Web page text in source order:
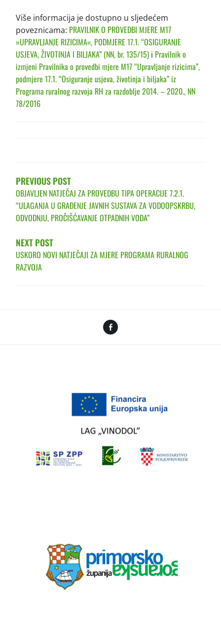
Više informacija je dostupno u sljedećem
poveznicama: PRAVILNIK O PROVEDBI MJERE M17
»UPRAVLJANJE RIZICIMA«, PODMJERE 17.1. “OSIGURANJE
USJEVA, ŽIVOTINJA I BILJAKA” (NN, br. 135/15) i Pravilnik o
izmjeni Pravilnika o provedbi mjere M17 “Upravljanje rizicima”,
podmjere 17.1. “Osiguranje usjeva, životinja i biljaka” iz
Programa ruralnog razvoja RH za razdoblje 2014. – 2020., NN
78/2016
PREVIOUS POST
OBJAVLJEN NATJEČAJ ZA PROVEDBU TIPA OPERACIJE 7.2.1.
“ULAGANJA U GRAĐENJE JAVNIH SUSTAVA ZA VODOOPSKRBU,
ODVODNJU, PROČIŠĆAVANJE OTPADNIH VODA”
NEXT POST
USKORO NOVI NATJEČAJI ZA MJERE PROGRAMA RURALNOG
RAZVOJA